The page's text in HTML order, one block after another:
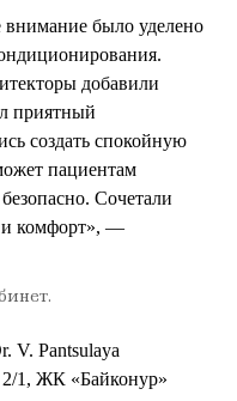
было уделено
добавили
приятный
создать спокойную
пациентам
Сочетали
и комфорт», —
V. Pantsulaya
2/1, ЖК «Байконур»